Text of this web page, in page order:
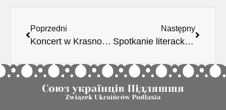
Poprzedni
Koncert w Krasnowsi
Następny
Spotkanie literackie z laureatami konkursu „Piszemo po swojomu” w Dubiczach Cerkiewnych